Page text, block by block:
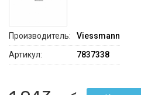
Производитель:
Viessmann
Артикул:
7837338